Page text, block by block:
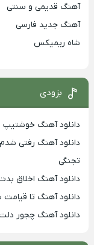
آهنگ قدیمی و سنتی
آهنگ جدید فارسی
شاه ریمیکس
بزودی
دانلود آهنگ خوشتیپ
دانلود آهنگ رفتی
تجنگی
دانلود آهنگ اخلاق
دانلود آهنگ تا قیامت
دانلود آهنگ چجور